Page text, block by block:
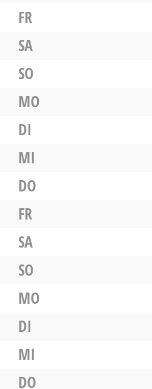
FR
SA
SO
MO
DI
MI
DO
FR
SA
SO
MO
DI
MI
DO